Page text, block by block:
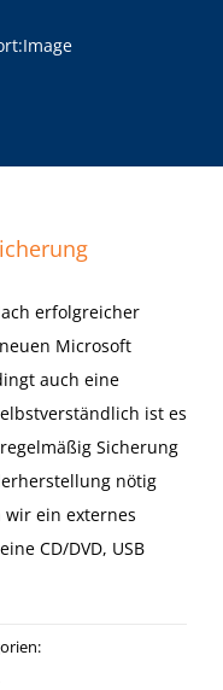
Image
erfolgreicher
Microsoft
auch eine
ist es
Sicherung
nötig
ein externes
CD/DVD, USB